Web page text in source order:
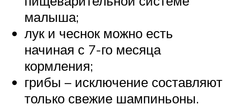
малыша;
лук и чеснок можно есть
начиная с 7-го месяца
кормления;
грибы – исключение составляют
только свежие шампиньоны.